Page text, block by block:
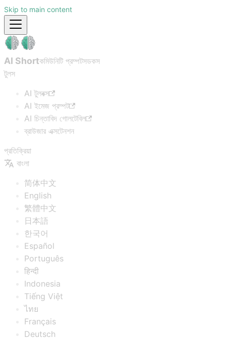
Skip to main content
AI Shortকমিউনিটি প্রম্পটসডকস
টুলস
AI টুলবক্স
AI ইমেজ প্রম্পট
AI চিন্তাবিদ গোলটেবিল
ব্রাউজার এক্সটেনশন
প্রতিক্রিয়া
বাংলা
简体中文
English
繁體中文
日本語
한국어
Español
Português
हिन्दी
Indonesia
Tiếng Việt
ไทย
Français
Deutsch